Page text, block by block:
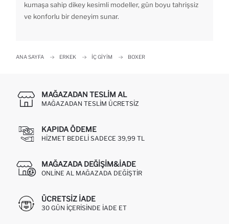
kumaşa sahip dikey kesimli modeller, gün boyu tahrişsiz
ve konforlu bir deneyim sunar.
ANA SAYFA ERKEK İÇ GIYIM BOXER
MAĞAZADAN TESLIM AL
MAĞAZADAN TESLIM ÜCRETSIZ
KAPIDA ÖDEME
HIZMET BEDELI SADECE 39,99 TL
MAĞAZADA DEĞIŞIM&İADE
ONLINE AL MAĞAZADA DEĞIŞTIR
ÜCRETSIZ IADE
30 GÜN IÇERISINDE IADE ET